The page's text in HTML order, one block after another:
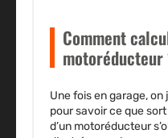
Comment
motoréducteur
Une fois en garage,
pour savoir ce que
d’un motoréducteur